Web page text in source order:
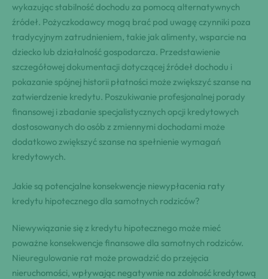
wykazując stabilność dochodu za pomocą alternatywnych
źródeł. Pożyczkodawcy mogą brać pod uwagę czynniki poza
tradycyjnym zatrudnieniem, takie jak alimenty, wsparcie na
dziecko lub działalność gospodarcza. Przedstawienie
szczegółowej dokumentacji dotyczącej źródeł dochodu i
pokazanie spójnej historii płatności może zwiększyć szanse na
zatwierdzenie kredytu. Poszukiwanie profesjonalnej porady
finansowej i zbadanie specjalistycznych opcji kredytowych
dostosowanych do osób z zmiennymi dochodami może
dodatkowo zwiększyć szanse na spełnienie wymagań
kredytowych.
Jakie są potencjalne konsekwencje niewypłacenia raty
kredytu hipotecznego dla samotnych rodziców?
Niewywiązanie się z kredytu hipotecznego może mieć
poważne konsekwencje finansowe dla samotnych rodziców.
Nieuregulowanie rat może prowadzić do przejęcia
nieruchomości, wpływając negatywnie na zdolność kredytową